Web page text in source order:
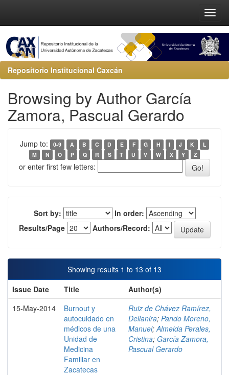
Repositorio Institucional Caxcán
Browsing by Author García
Zamora, Pascual Gerardo
Jump to: 0-9 A B C D E F G H I J K
L
M
N O P Q R S T U V W X Y Z
or enter first few letters:
Sort by:
In order:
Results/Page
Authors/Record:
Showing results 1 to 13 of 13
Issue Date
Title
Author(s)
15-May-2014
Burnout y
autocuidado en
médicos de una
Unidad de
Medicina
Familiar en
Zacatecas
Ruiz de Chávez Ramírez,
Dellanira; Pando Moreno,
Manuel; Almeida Perales,
Cristina; García Zamora,
Pascual Gerardo